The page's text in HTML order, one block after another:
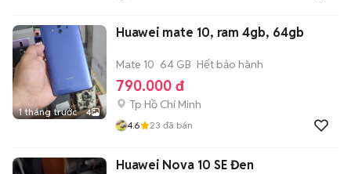
1 tháng trước 4
Huawei mate 10, ram 4gb, 64gb
Mate 10 64 GB Hết bảo hành
790.000 đ
Tp Hồ Chí Minh
4.6 23 đã bán
Huawei Nova 10 SE Đen